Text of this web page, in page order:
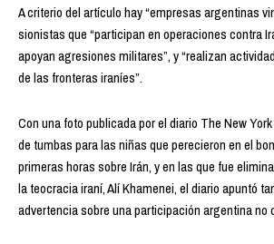
A criterio del artículo hay “empresas argentinas
sionistas que “participan en operaciones contra
apoyan agresiones militares”, y “realizan
de las fronteras iraníes”.
Con una foto publicada por el diario The New
de tumbas para las niñas que perecieron en el
primeras horas sobre Irán, y en las que fue
la teocracia iraní, Alí Khamenei, el diario apuntó
advertencia sobre una participación argentina no